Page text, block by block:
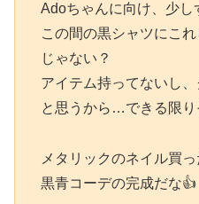
Adoちゃんに向け、少し
この間の黒シャツにこ
じゃない？
アイテム持ってないし
と思うから…できる限り
メタリックのネイル買
黒青コーデの完成だな👍